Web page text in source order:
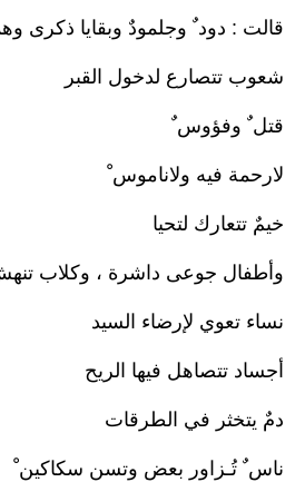
قالت : دود ٌ وجلمودٌ وبقايا ذكرى
شعوب تتصارع لدخول القبر
قتل ٌ وفؤوس ٌ
لارحمة فيه ولاناموس ْ
خيمٌ تتعارك لتحيا
وأطفال جوعى داشرة ، وكلاب
نساء تعوي لإرضاء السيد
أجساد تتصاهل فيها الريح
دمٌ يتخثر في الطرقات
ناس ٌ تُـزاور بعض وتسن سكاكين ْ